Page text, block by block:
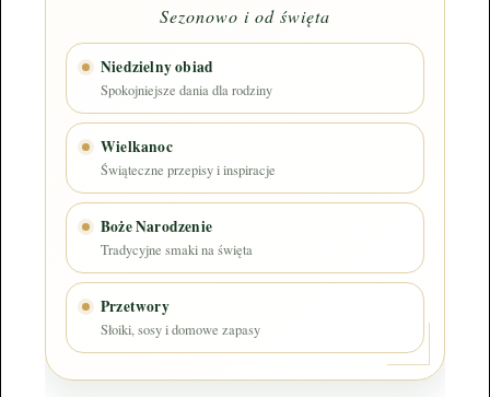
Sezonowo i od święta
Niedzielny obiad
Spokojniejsze dania dla rodziny
Wielkanoc
Świąteczne przepisy i inspiracje
Boże Narodzenie
Tradycyjne smaki na święta
Przetwory
Słoiki, sosy i domowe zapasy